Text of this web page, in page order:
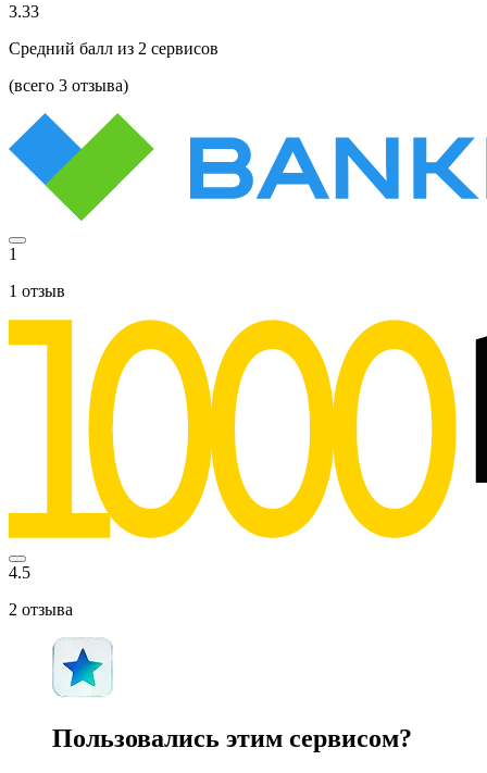
3.33
Средний балл из 2 сервисов
(всего 3 отзыва)
1
1 отзыв
4.5
2 отзыва
Пользовались этим сервисом?